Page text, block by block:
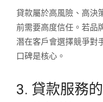
貸款屬於高風險、高決
前需要高度信任。若品
潛在客戶會選擇競爭對
口碑是核心。
3. 貸款服務